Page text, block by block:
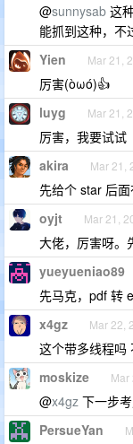
@sunnysab 这
能抓到这种，不
Yien Mar 21,
厉害(òωó)👍
luyg Mar 21,
厉害，我要试试
akira Mar 21,
先给个 star 后
oyjt Mar 21,
大佬，厉害呀。
yueyueniao89
先马克，pdf 转
x4gz Mar 22,
这个带多线程吗
moskize Mar
@x4gz 下一步
PersueYan